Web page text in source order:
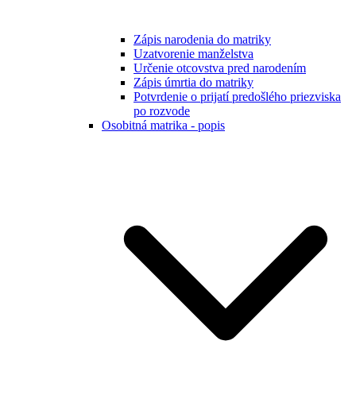
Zápis narodenia do matriky
Uzatvorenie manželstva
Určenie otcovstva pred narodením
Zápis úmrtia do matriky
Potvrdenie o prijatí predošlého priezviska
po rozvode
Osobitná matrika - popis